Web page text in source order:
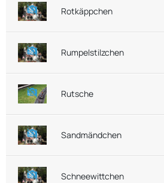
Rotkäppchen
Rumpelstilzchen
Rutsche
Sandmändchen
Schneewittchen